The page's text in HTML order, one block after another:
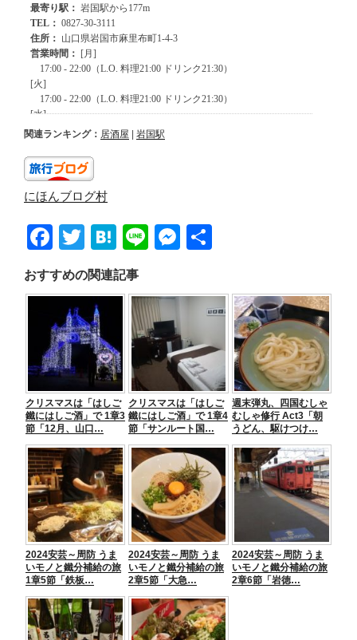
関連ランキング： 居酒屋 岩国駅
にほんブログ村
F
a
c
e
b
o
o
k
T
wi
tt
er
H
at
e
Li
e
M
ss
n
g
er
おすすめの関連記事
クリスマスは「はしご
鐵にはしご酒」で 1章3
節「12月、山口…
クリスマスは「はしご
鐵にはしご酒」で 1章4
節「サンルート国…
週末弾丸、四国むしゃ
むしゃ修行 Act3「朝
うどん、駆けつけ…
2024安芸～周防 うま
いモノと鐵分補給の旅
1章5節「鉄板…
2024安芸～周防 うま
いモノと鐵分補給の旅
2章5節「大急…
2024安芸～周防 うま
いモノと鐵分補給の旅
2章6節「岩徳…